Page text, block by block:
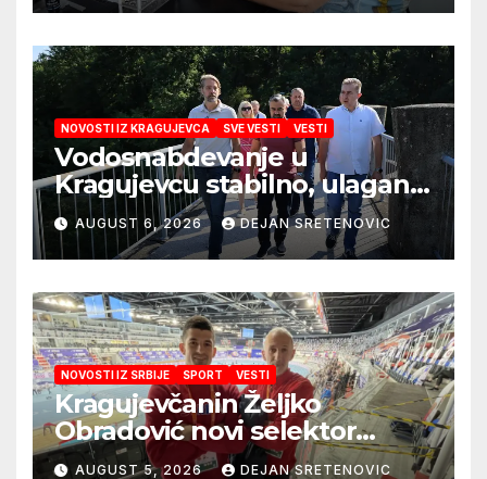
NOVOSTI IZ KRAGUJEVCA SVE VESTI VESTI
Vodosnabdevanje u
Kragujevcu stabilno, ulaganja
obezbedila sigurnije
snabdevanje
AUGUST 6, 2026 DEJAN SRETENOVIC
NOVOSTI IZ SRBIJE SPORT VESTI
Kragujevčanin Željko
Obradović novi selektor
Atletske reprezentacije Srbije
AUGUST 5, 2026 DEJAN SRETENOVIC